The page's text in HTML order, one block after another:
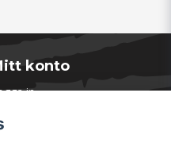
konto
in
lösenord?